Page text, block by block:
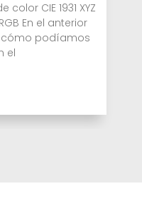
CIE 1931 XYZ
En el anterior
podíamos
el